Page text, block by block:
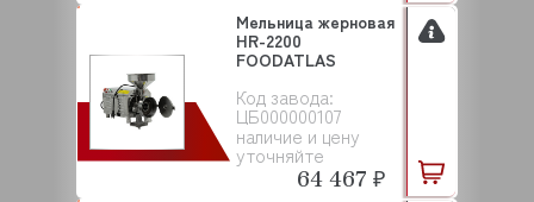
Код завода:
ЦБ000000107
наличие и цену
уточняйте
Мельница жерновая
HR-2200
FOODATLAS
64 467 ₽